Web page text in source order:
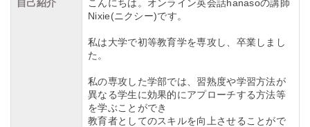
自己紹介
こんにちは。オンライン英会話hanasoの講師
Nixie(ニクシー)です。
私は大学で初等教育学を専攻し、卒業しまし
た。
私の専攻した学部では、習熟度や学習方法が
異なる学生に効果的にアプローチする方法等
を学ぶことができ
教育者としてのスキルを向上させることがで